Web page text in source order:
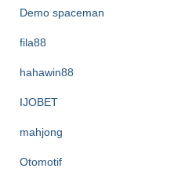
Demo spaceman
fila88
hahawin88
IJOBET
mahjong
Otomotif